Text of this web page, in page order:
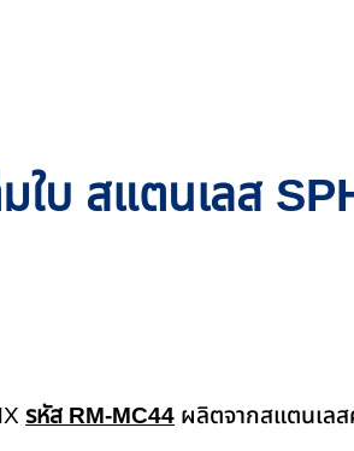
มใบ สแตนเลส
รหัส RM-MC44 ผลิตจากสแตนเล